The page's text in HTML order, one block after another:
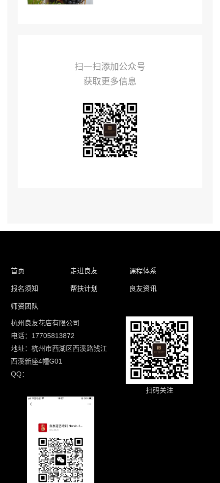
扫一扫添加公众号
获取更多信息
首页 走进良友 课程体系
报名须知 帮扶计划 良友资讯
师资团队
杭州良友花店有限公司
电话：17705813872
地址：杭州市西湖区西溪路钱江
西溪新座4幢G01
QQ：
扫码关注